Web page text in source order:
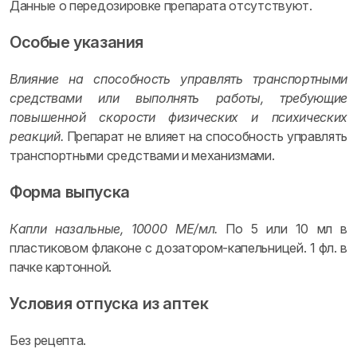
Данные о передозировке препарата отсутствуют.
Особые указания
Влияние на способность управлять транспортными
средствами или выполнять работы, требующие
повышенной скорости физических и психических
реакций. Препарат не влияет на способность управлять
транспортными средствами и механизмами.
Форма выпуска
Капли назальные, 10000 МЕ/мл. По 5 или 10 мл в
пластиковом флаконе с дозатором-капельницей. 1 фл. в
пачке картонной.
Условия отпуска из аптек
Без рецепта.